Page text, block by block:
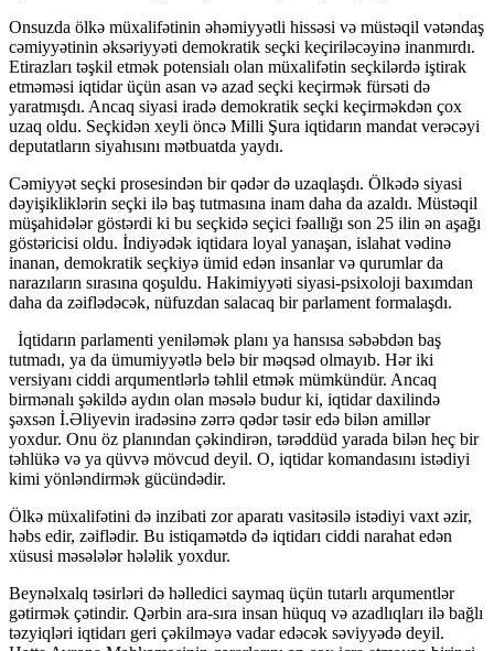
Onsuzda ölkə müxalifətinin əhəmiyyətli hissəsi və müstəqil vətəndaş
cəmiyyətinin əksəriyyəti demokratik seçki keçiriləcəyinə inanmırdı.
Etirazları təşkil etmək potensialı olan müxalifətin seçkilərdə iştirak
etməməsi iqtidar üçün asan və azad seçki keçirmək fürsəti də
yaratmışdı. Ancaq siyasi iradə demokratik seçki keçirməkdən çox
uzaq oldu. Seçkidən xeyli öncə Milli Şura iqtidarın mandat verəcəyi
deputatların siyahısını mətbuatda yaydı.
Cəmiyyət seçki prosesindən bir qədər də uzaqlaşdı. Ölkədə siyasi
dəyişikliklərin seçki ilə baş tutmasına inam daha da azaldı. Müstəqil
müşahidələr göstərdi ki bu seçkidə seçici fəallığı son 25 ilin ən aşağı
göstəricisi oldu. İndiyədək iqtidara loyal yanaşan, islahat vədinə
inanan, demokratik seçkiyə ümid edən insanlar və qurumlar da
narazıların sırasına qoşuldu. Hakimiyyəti siyasi-psixoloji baxımdan
daha da zəiflədəcək, nüfuzdan salacaq bir parlament formalaşdı.
İqtidarın parlamenti yeniləmək planı ya hansısa səbəbdən baş
tutmadı, ya da ümumiyyətlə belə bir məqsəd olmayıb. Hər iki
versiyanı ciddi arqumentlərlə təhlil etmək mümkündür. Ancaq
birmənalı şəkildə aydın olan məsələ budur ki, iqtidar daxilində
şəxsən İ.Əliyevin iradəsinə zərrə qədər təsir edə bilən amillər
yoxdur. Onu öz planından çəkindirən, tərəddüd yarada bilən heç bir
təhlükə və ya qüvvə mövcud deyil. O, iqtidar komandasını istədiyi
kimi yönləndirmək gücündədir.
Ölkə müxalifətini də inzibati zor aparatı vasitəsilə istədiyi vaxt əzir,
həbs edir, zəiflədir. Bu istiqamətdə də iqtidarı ciddi narahat edən
xüsusi məsələlər hələlik yoxdur.
Beynəlxalq təsirləri də həlledici saymaq üçün tutarlı arqumentlər
gətirmək çətindir. Qərbin ara-sıra insan hüquq və azadlıqları ilə bağlı
təzyiqləri iqtidarı geri çəkilməyə vadar edəcək səviyyədə deyil.